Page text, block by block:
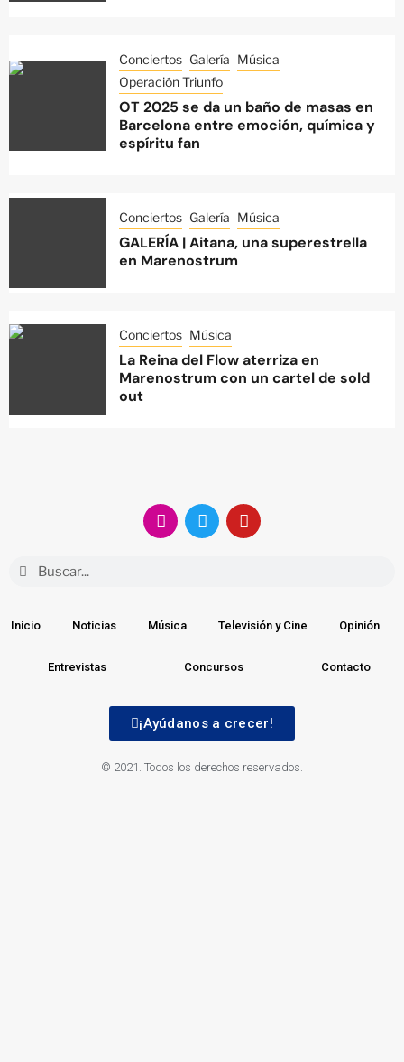
Conciertos Galería Música
Operación Triunfo
OT 2025 se da un baño de masas en
Barcelona entre emoción, química y
espíritu fan
Conciertos Galería Música
GALERÍA | Aitana, una superestrella
en Marenostrum
Conciertos Música
La Reina del Flow aterriza en
Marenostrum con un cartel de sold
out
Inicio Noticias Música Televisión y Cine Opinión
Entrevistas Concursos Contacto
¡Ayúdanos a crecer!
© 2021. Todos los derechos reservados.